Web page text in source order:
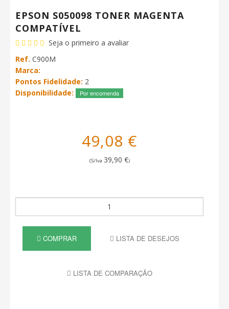
EPSON S050098 TONER MAGENTA
COMPATÍVEL
Seja o primeiro a avaliar
Ref. C900M
Marca:
Pontos Fidelidade: 2
Disponibilidade:
Por encomenda
49,08 €
(S/Iva 39,90 €)
COMPRAR LISTA DE DESEJOS
LISTA DE COMPARAÇÃO